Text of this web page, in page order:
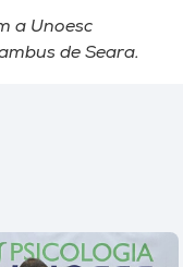
a Unoesc
de Seara.